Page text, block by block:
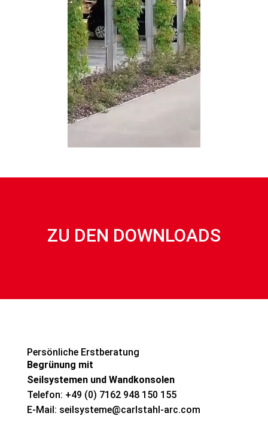
ZU DEN DOWNLOADS
Persönliche Erstberatung
Begrünung mit
Seilsystemen und Wandkonsolen
Telefon: +49 (0) 7162 948 150 155
E-Mail: seilsysteme@carlstahl-arc.com